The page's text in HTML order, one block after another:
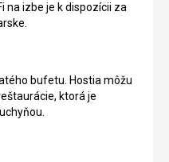
na izbe je k dispozícii za
bufetu. Hostia môžu
ktorá je